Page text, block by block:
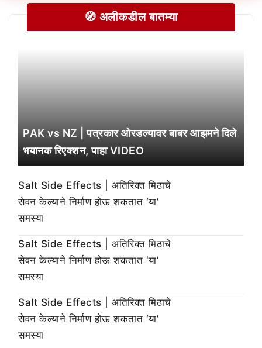
🧭 अलीकडील बातम्या
PAK vs NZ | पत्रकार ओरडल्यावर बाबर आझमने दिले
भयानक रिएक्शन, पाहा VIDEO
Salt Side Effects | अतिरिक्त मिठाचे
सेवन केल्याने निर्माण होऊ शकतात ‘या’
समस्या
Salt Side Effects | अतिरिक्त मिठाचे
सेवन केल्याने निर्माण होऊ शकतात ‘या’
समस्या
Salt Side Effects | अतिरिक्त मिठाचे
सेवन केल्याने निर्माण होऊ शकतात ‘या’
समस्या